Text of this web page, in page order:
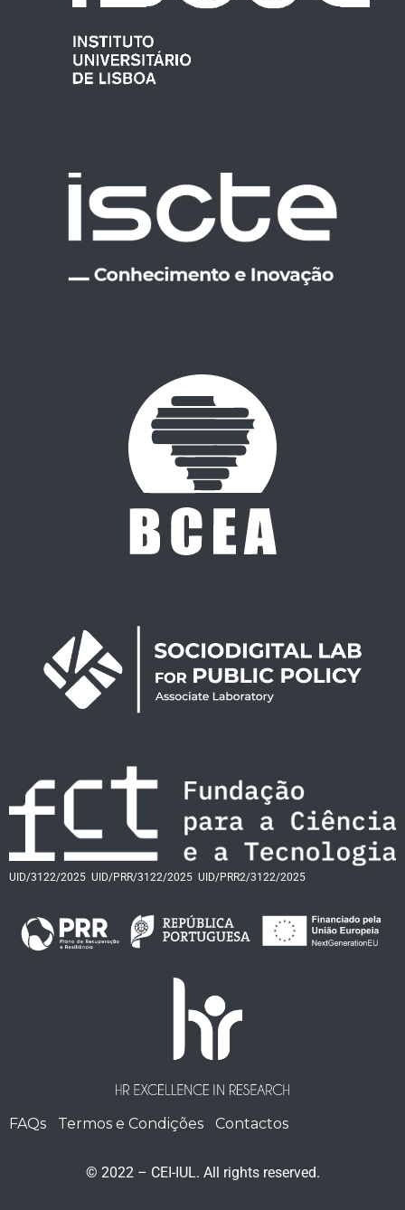
UID/3122/2025 UID/PRR/3122/2025 UID/PRR2/3122/2025
FAQs Termos e Condições Contactos
© 2022 – CEI-IUL. All rights reserved.